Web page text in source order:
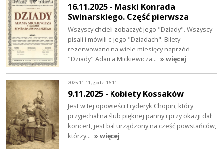
16.11.2025 - Maski Konrada
Swinarskiego. Część pierwsza
Wszyscy chcieli zobaczyć jego "Dziady". Wszyscy
pisali i mówili o jego "Dziadach". Bilety
rezerwowano na wiele miesięcy naprzód.
"Dziady" Adama Mickiewicza… » więcej
2025-11-11, godz. 16:11
9.11.2025 - Kobiety Kossaków
Jest w tej opowieści Fryderyk Chopin, który
przyjechał na ślub pięknej panny i przy okazji dał
koncert, jest bal urządzony na cześć powstańców,
którzy… » więcej